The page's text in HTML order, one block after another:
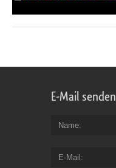
E-Mail senden
Name
E-Mail